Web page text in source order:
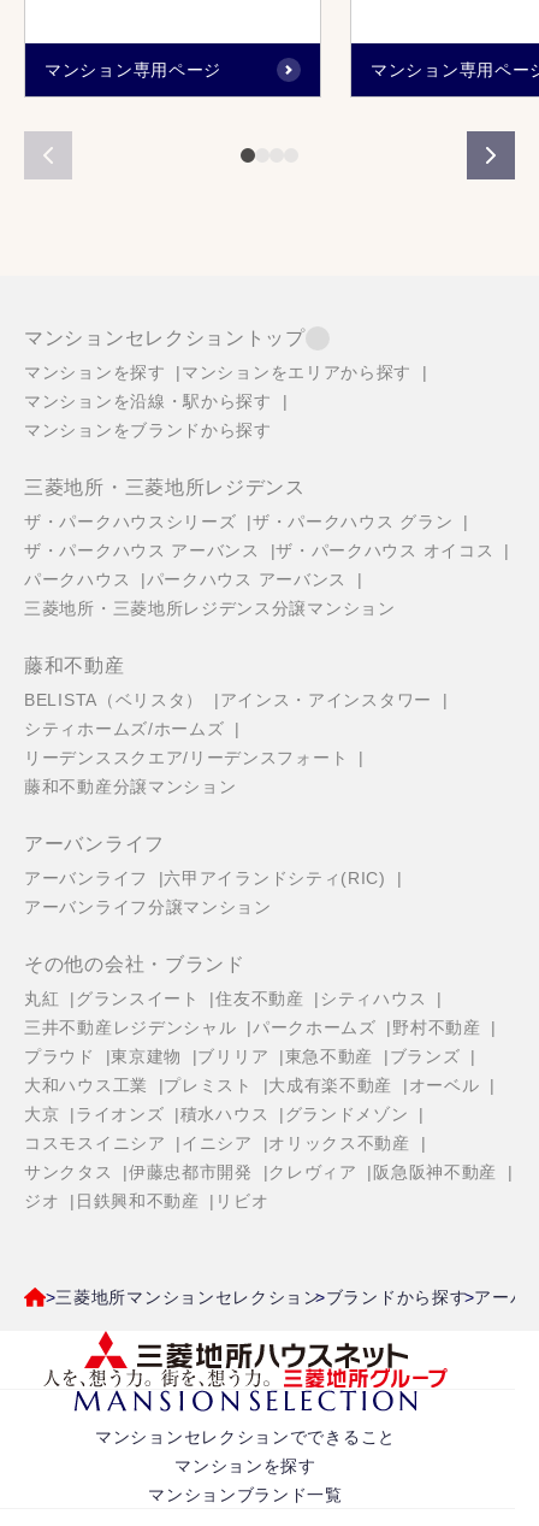
マンション専用ページ マンション専用ペー
マンションセレクショントップ
マンションを探す
マンションをエリアから探す
マンションを沿線・駅から探す
マンションをブランドから探す
三菱地所・三菱地所レジデンス
ザ・パークハウスシリーズ
ザ・パークハウス グラン
ザ・パークハウス アーバンス
ザ・パークハウス オイコス
パークハウス
パークハウス アーバンス
三菱地所・三菱地所レジデンス分譲マンション
藤和不動産
BELISTA（ベリスタ）
アインス・アインスタワー
シティホームズ/ホームズ
リーデンススクエア/リーデンスフォート
藤和不動産分譲マンション
アーバンライフ
アーバンライフ
六甲アイランドシティ(RIC)
アーバンライフ分譲マンション
その他の会社・ブランド
丸紅 グランスイート 住友不動産
シティハウス
三井不動産レジデンシャル
パークホームズ
野村不動産
プラウド
東京建物 ブリリア 東急不動産
ブランズ
大和ハウス工業
プレミスト 大成有楽不動産
オーベル
大京
ライオンズ 積水ハウス
グランドメゾン
コスモスイニシア
イニシア
オリックス不動産
サンクタス
伊藤忠都市開発 クレヴィア
阪急阪神不動産
ジオ
日鉄興和不動産 リビオ
三菱地所マンションセレクション ブランドから探す アーバ
マンションセレクションでできること
マンションを探す
マンションブランド一覧